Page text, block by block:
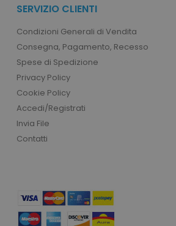
SERVIZIO CLIENTI
Condizioni Generali di Vendita
Consegna, Pagamento, Recesso
Spese di Spedizione
Privacy Policy
Cookie Policy
Accedi/Registrati
Invia File
Contatti